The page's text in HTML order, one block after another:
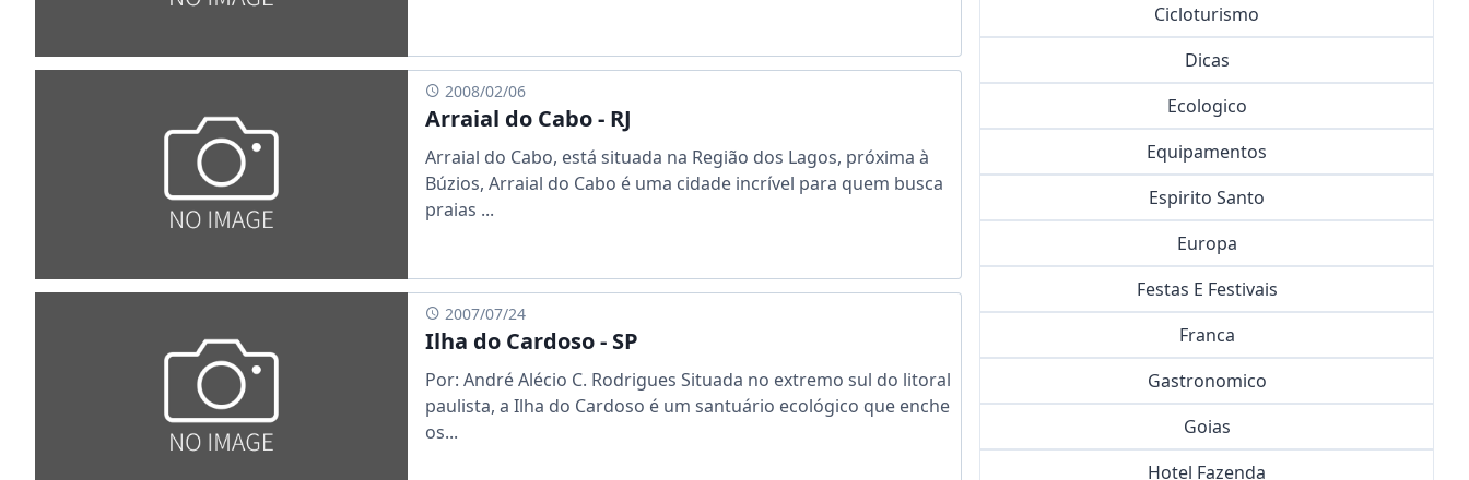
2008/02/06
Arraial do Cabo - RJ
Arraial do Cabo, está situada na Região dos Lagos, próxima à
Búzios, Arraial do Cabo é uma cidade incrível para quem busca
praias ...
2007/07/24
Ilha do Cardoso - SP
Por: André Alécio C. Rodrigues Situada no extremo sul do litoral
paulista, a Ilha do Cardoso é um santuário ecológico que enche
os...
Cicloturismo
Dicas
Ecologico
Equipamentos
Espirito Santo
Europa
Festas E Festivais
Franca
Gastronomico
Goias
Hotel Fazenda